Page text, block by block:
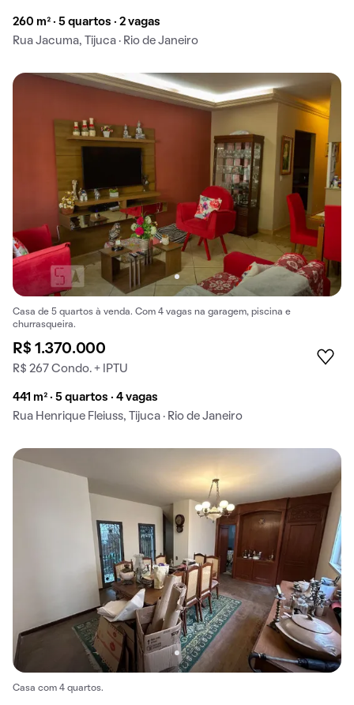
260 m² · 5 quartos · 2 vagas
Rua Jacuma, Tijuca · Rio de Janeiro
Casa de 5 quartos à venda. Com 4 vagas na garagem, piscina e
churrasqueira.
R$ 1.370.000
R$ 267 Condo. + IPTU
441 m² · 5 quartos · 4 vagas
Rua Henrique Fleiuss, Tijuca · Rio de Janeiro
Casa com 4 quartos.